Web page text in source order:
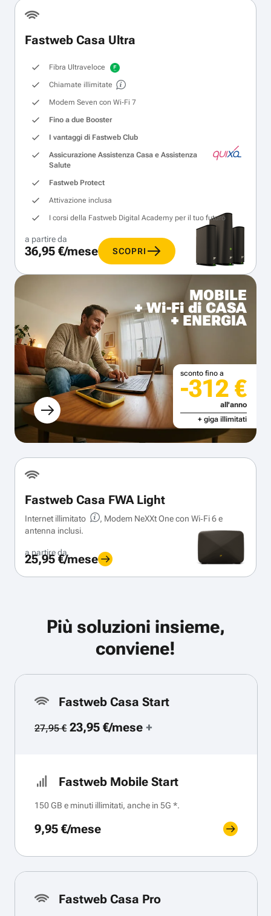
Fastweb Casa Ultra
Fibra Ultraveloce
Chiamate illimitate
Modem Seven con Wi‑Fi 7
Fino a due Booster
I vantaggi di Fastweb Club
Assicurazione Assistenza Casa e Assistenza
Salute
Fastweb Protect
Attivazione inclusa
I corsi della Fastweb Digital Academy per il tuo futuro
a partire da
36,95 €/mese SCOPRI
MOBILE
+ Wi-Fi di CASA
+ ENERGIA
sconto fino a
-312 €
all'anno
+ giga illimitati
Fastweb Casa FWA Light
Internet illimitato
, Modem NeXXt One con Wi‑Fi 6 e
antenna inclusi.
a partire da
25,95 €/mese
Più soluzioni insieme,
conviene!
Fastweb Casa Start
27,95 €23,95 €/mese+
Fastweb Mobile Start
150 GB e minuti illimitati, anche in 5G *.
9,95 €/mese
Fastweb Casa Pro